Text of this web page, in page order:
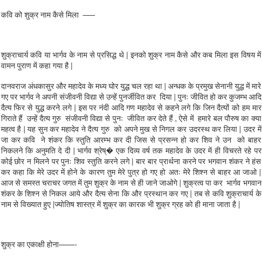
कवि को शुक्र नाम कैसे मिला —–
शुक्राचार्य कवि या भार्गव के नाम से प्रसिद्ध थे | इनको शुक्र नाम कैसे और कब मिला इस विषय में
वामन पुराण में कहा गया है |
दानवराज अंधकासुर और महादेव के मध्य घोर युद्ध चल रहा था | अन्धक के प्रमुख सेनानी युद्ध में मारे
गए पर भार्गव ने अपनी संजीवनी विद्या से उन्हें पुनर्जीवित कर दिया | पुनः जीवित हो कर कुजम्भ आदि
दैत्य फिर से युद्ध करने लगे | इस पर नंदी आदि गण महादेव से कहने लगे कि जिन दैत्यों को हम मार
गिराते हैं उन्हें दैत्य गुरु संजीवनी विद्या से पुनः जीवित कर देते हैं , ऐसे में हमारे बल पौरुष का क्या
महत्व है | यह सुन कर महादेव ने दैत्य गुरु को अपने मुख से निगल कर उदरस्थ कर लिया | उदर में
जा कर कवि ने शंकर कि स्तुति आरम्भ कर दी जिस से प्रसन्न हो कर शिव ने उन को बाहर
निकलने कि अनुमति दे दी | भार्गव श्रेष्� एक दिव्य वर्ष तक महादेव के उदर में ही विचरते रहे पर
कोई छोर न मिलने पर पुनः शिव स्तुति करने लगे | बार बार प्रार्थना करने पर भगवान शंकर ने हंस
कर कहा कि मेरे उदर में होने के कारण तुम मेरे पुत्र हो गए हो अतः मेरे शिश्न से बाहर आ जाओ |
आज से समस्त चराचर जगत में तुम शुक्र के नाम से ही जाने जाओगे | शुक्रत्व पा कर भार्गव भगवान
शंकर के शिश्न से निकल आये और दैत्य सेना कि और प्रस्थान कर गए | तब से कवि शुक्राचार्य के
नाम से विख्यात हुए |ज्योतिष शास्त्र में शुक्र का कारक भी शुक्र ग्रह को ही माना जाता है |
शुक्र का एकाक्षी होना——-